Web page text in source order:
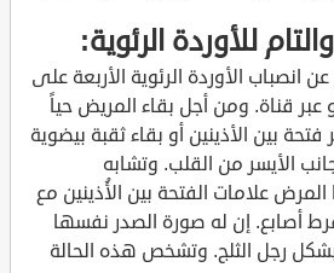
للأوردة الرئوية:
انصباب الأوردة الرئوية الأربعة على
عبر قناة. ومن أجل بقاء المريض حياً
فتحة بين الأذينين أو بقاء ثقبة بيضوية
الأيسر من القلب. وتشابه
المرض علامات الفتحة بين الأُذينين مع
أصابع. إن له صورة الصدر نفسها
رجل الثلج. وتشخص هذه الحالة